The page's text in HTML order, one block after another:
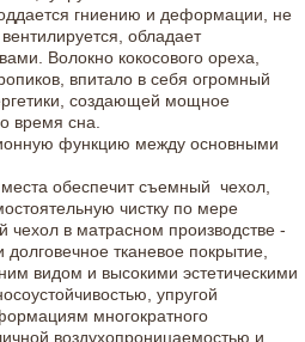
гниению и деформации, не
обладает
Волокно кокосового ореха,
впитало в себя огромный
создающей мощное
время сна.
функцию между основными
места обеспечит съемный чехол,
чистку по мере
чехол в матрасном производстве -
тканевое покрытие,
видом и высокими эстетическими
упругой
многократного
воздухопроницаемостью и